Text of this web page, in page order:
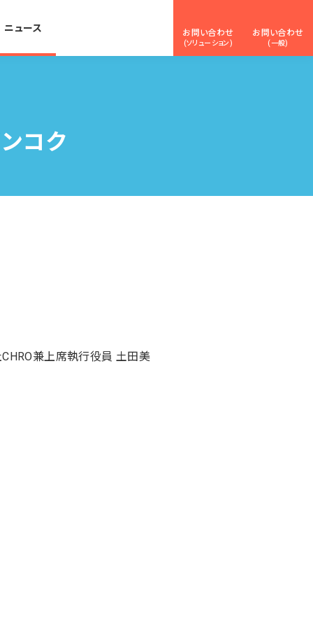
ニュース お問い合わせ
(ソリューション)
お問い合わせ
(一般)
コク
CHRO兼上席執行役員 土田美